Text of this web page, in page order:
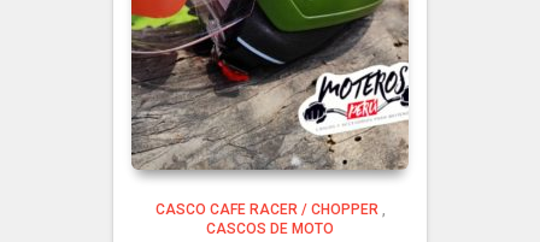
CASCO CAFE RACER / CHOPPER,
CASCOS DE MOTO